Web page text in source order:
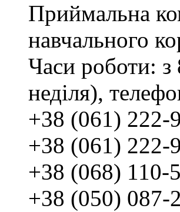
Приймальна
навчального
Часи роботи: з
неділя),
+38 (061) 222-
+38 (061) 222-
+38 (068) 110-
+38 (050) 087-